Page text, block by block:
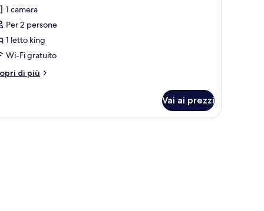
1 camera
Per 2 persone
1 letto king
Wi-Fi gratuito
di più
Vai ai prezzi